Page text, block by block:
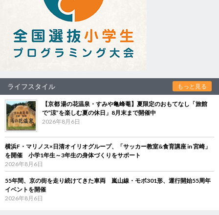
ライフスタイル もっと見る
【京都 湯の花温泉・すみや亀峰菴】夏限定のおもてなし「旅館
で“涼”を楽しむ夏の休日」8月末まで開催中
2026年8月6日
横浜F・マリノス×日清オイリオグループ、「サッカー教室&食育講座 in 宮崎」
を開催 小学1年生～3年生の身体づくりをサポート
2026年8月6日
55年間、京の街を走り続けてきた車両 嵐山線・モボ301形、運行開始55周年
イベントを開催
2026年8月6日